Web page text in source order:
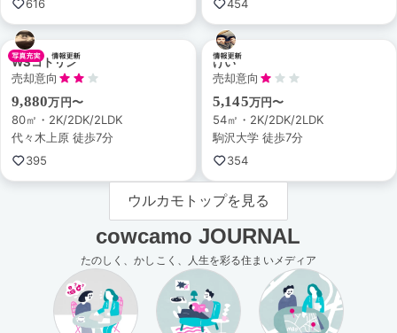
616
454
WSコトリン
売却意向
9,880万円〜
80㎡・2K/2DK/2LDK
代々木上原 徒歩7分
395
けい
売却意向
5,145万円〜
54㎡・2K/2DK/2LDK
駒沢大学 徒歩7分
354
ウルカモトップを見る
cowcamo JOURNAL
たのしく、かしこく、人生を彩る住まいメディア